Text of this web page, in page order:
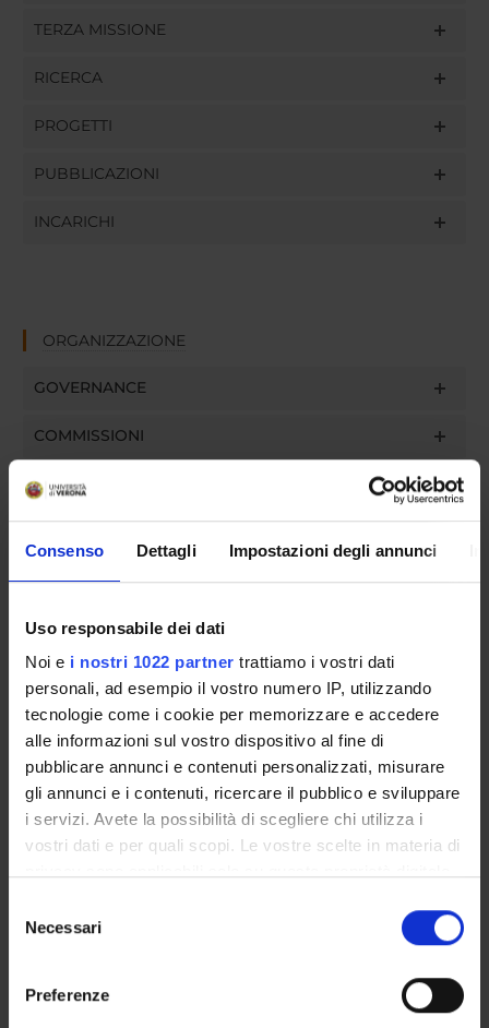
Consenso Dettagli Impostazioni degli annunci
Uso responsabile dei dati
Noi e i nostri 1022 partner trattiamo i vostri dati
personali, ad esempio il vostro numero IP, utilizzando
tecnologie come i cookie per memorizzare e accedere
alle informazioni sul vostro dispositivo al fine di
pubblicare annunci e contenuti personalizzati, misurare
gli annunci e i contenuti, ricercare il pubblico e sviluppare
i servizi. Avete la possibilità di scegliere chi utilizza i
vostri dati e per quali scopi. Le vostre scelte in materia di
modificare o revocare il proprio consenso in qualsiasi
momento dalla Dichiarazione sui cookie o facendo clic
delNecessari
Preferenze
TERZA MISSIONE
RICERCA
PROGETTI
PUBBLICAZIONI
INCARICHI
ORGANIZZAZIONE
GOVERNANCE
COMMISSIONI
UFFICI E STRUTTURE DI SERVIZIO
STRUTTURE DEL DIPARTIMENTO
LABORATORI DI RICERCA
CENTRI DI RICERCA
BIBLIOTECHE
SPIN OFF E AZIENDE
Calendario